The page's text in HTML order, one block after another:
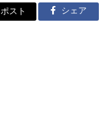
ポスト シェア